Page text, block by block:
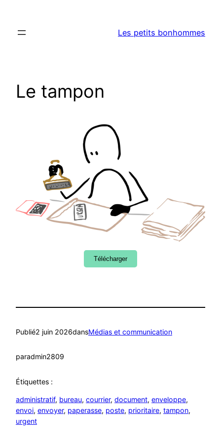
contenu
Les petits bonhommes
Le tampon
Télécharger
Publié2 juin 2026dansMédias et communication
paradmin2809
Étiquettes :
administratif, bureau, courrier, document, enveloppe
envoi, envoyer, paperasse, poste, prioritaire, tampon
urgent